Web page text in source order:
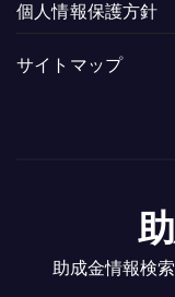
個人情報保護方針
サイトマップ
助成金情報検